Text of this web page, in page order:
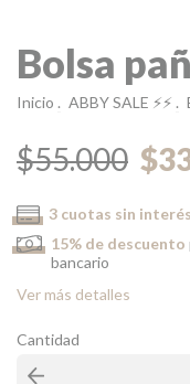
Bolsa
Inicio . ABBY SALE ⚡️⚡️ .
$55.000
3cuotas sin interés
15% de descuento
bancario
Ver más detalles
Cantidad